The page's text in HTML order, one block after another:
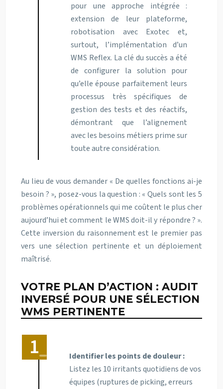
pour une approche intégrée :
extension de leur plateforme,
robotisation avec Exotec et,
surtout, l’implémentation d’un
WMS Reflex. La clé du succès a été
de configurer la solution pour
qu’elle épouse parfaitement leurs
processus très spécifiques de
gestion des tests et des réactifs,
démontrant que l’alignement
avec les besoins métiers prime sur
toute autre considération.
Au lieu de vous demander « De quelles fonctions ai-je
besoin ? », posez-vous la question : « Quels sont les 5
problèmes opérationnels qui me coûtent le plus cher
aujourd’hui et comment le WMS doit-il y répondre ? ».
Cette inversion du raisonnement est le premier pas
vers une sélection pertinente et un déploiement
maîtrisé.
VOTRE PLAN D’ACTION : AUDIT
INVERSÉ POUR UNE SÉLECTION
WMS PERTINENTE
Identifier les points de douleur :
Listez les 10 irritants quotidiens de vos
équipes (ruptures de picking, erreurs